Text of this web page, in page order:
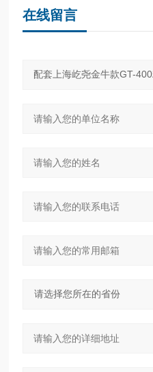
在线留言